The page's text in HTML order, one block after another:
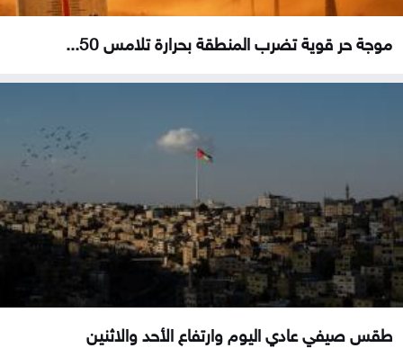
موجة حر قوية تضرب المنطقة بحرارة تلامس 50...
طقس صيفي عادي اليوم وارتفاع الأحد والاثنين